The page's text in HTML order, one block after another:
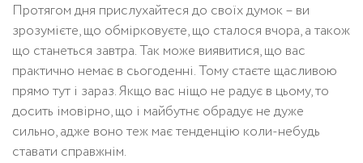
Протягом дня прислухайтеся до своїх думок – ви
зрозумієте, що обмірковуєте, що сталося вчора, а також
що станеться завтра. Так може виявитися, що вас
практично немає в сьогоденні. Тому стаєте щасливою
прямо тут і зараз. Якщо вас ніщо не радує в цьому, то
досить імовірно, що і майбутнє обрадує не дуже
сильно, адже воно теж має тенденцію коли-небудь
ставати справжнім.